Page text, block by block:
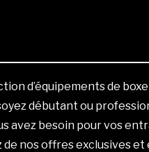
d’équipements de
débutant ou
avez besoin pour vos
nos offres exclusives et